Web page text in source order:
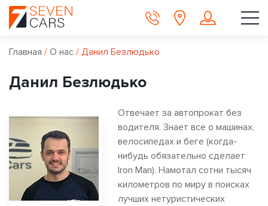
Главная / О нас / Данил Безлюдько
Данил Безлюдько
Отвечает за автопрокат без
водителя. Знает все о машинах,
велосипедах и беге (когда-
нибудь обязательно сделает
Iron Man). Намотал сотни тысяч
километров по миру в поисках
лучших нетуристических